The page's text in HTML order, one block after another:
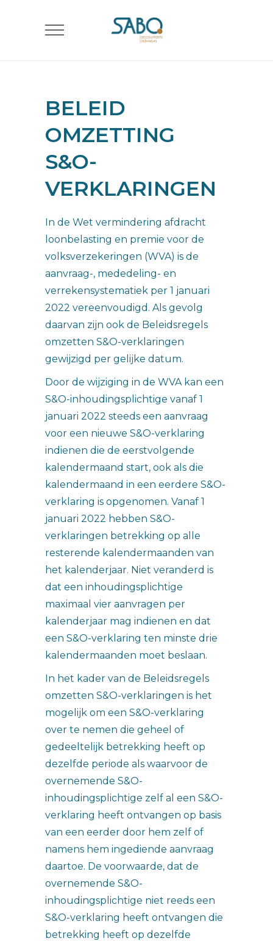
BELEID
OMZETTING
S&O-
VERKLARINGEN
In de Wet vermindering afdracht
loonbelasting en premie voor de
volksverzekeringen (WVA) is de
aanvraag-, mededeling- en
verrekensystematiek per 1 januari
2022 vereenvoudigd. Als gevolg
daarvan zijn ook de Beleidsregels
omzetten S&O-verklaringen
gewijzigd per gelijke datum.
Door de wijziging in de WVA kan een
S&O-inhoudingsplichtige vanaf 1
januari 2022 steeds een aanvraag
voor een nieuwe S&O-verklaring
indienen die de eerstvolgende
kalendermaand start, ook als die
kalendermaand in een eerdere S&O-
verklaring is opgenomen. Vanaf 1
januari 2022 hebben S&O-
verklaringen betrekking op alle
resterende kalendermaanden van
het kalenderjaar. Niet veranderd is
dat een inhoudingsplichtige
maximaal vier aanvragen per
kalenderjaar mag indienen en dat
een S&O-verklaring ten minste drie
kalendermaanden moet beslaan.
In het kader van de Beleidsregels
omzetten S&O-verklaringen is het
mogelijk om een S&O-verklaring
over te nemen die geheel of
gedeeltelijk betrekking heeft op
dezelfde periode als waarvoor de
overnemende S&O-
inhoudingsplichtige zelf al een S&O-
verklaring heeft ontvangen op basis
van een eerder door hem zelf of
namens hem ingediende aanvraag
daartoe. De voorwaarde, dat de
overnemende S&O-
inhoudingsplichtige niet reeds een
S&O-verklaring heeft ontvangen die
betrekking heeft op dezelfde